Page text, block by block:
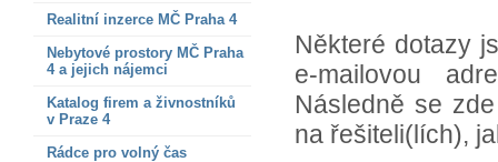
Realitní inzerce MČ Praha 4
Nebytové prostory MČ Praha
4 a jejich nájemci
Katalog firem a živnostníků
v Praze 4
Rádce pro volný čas
Některé dotazy
e-mailovou
Následně se
na řešiteli(lích),